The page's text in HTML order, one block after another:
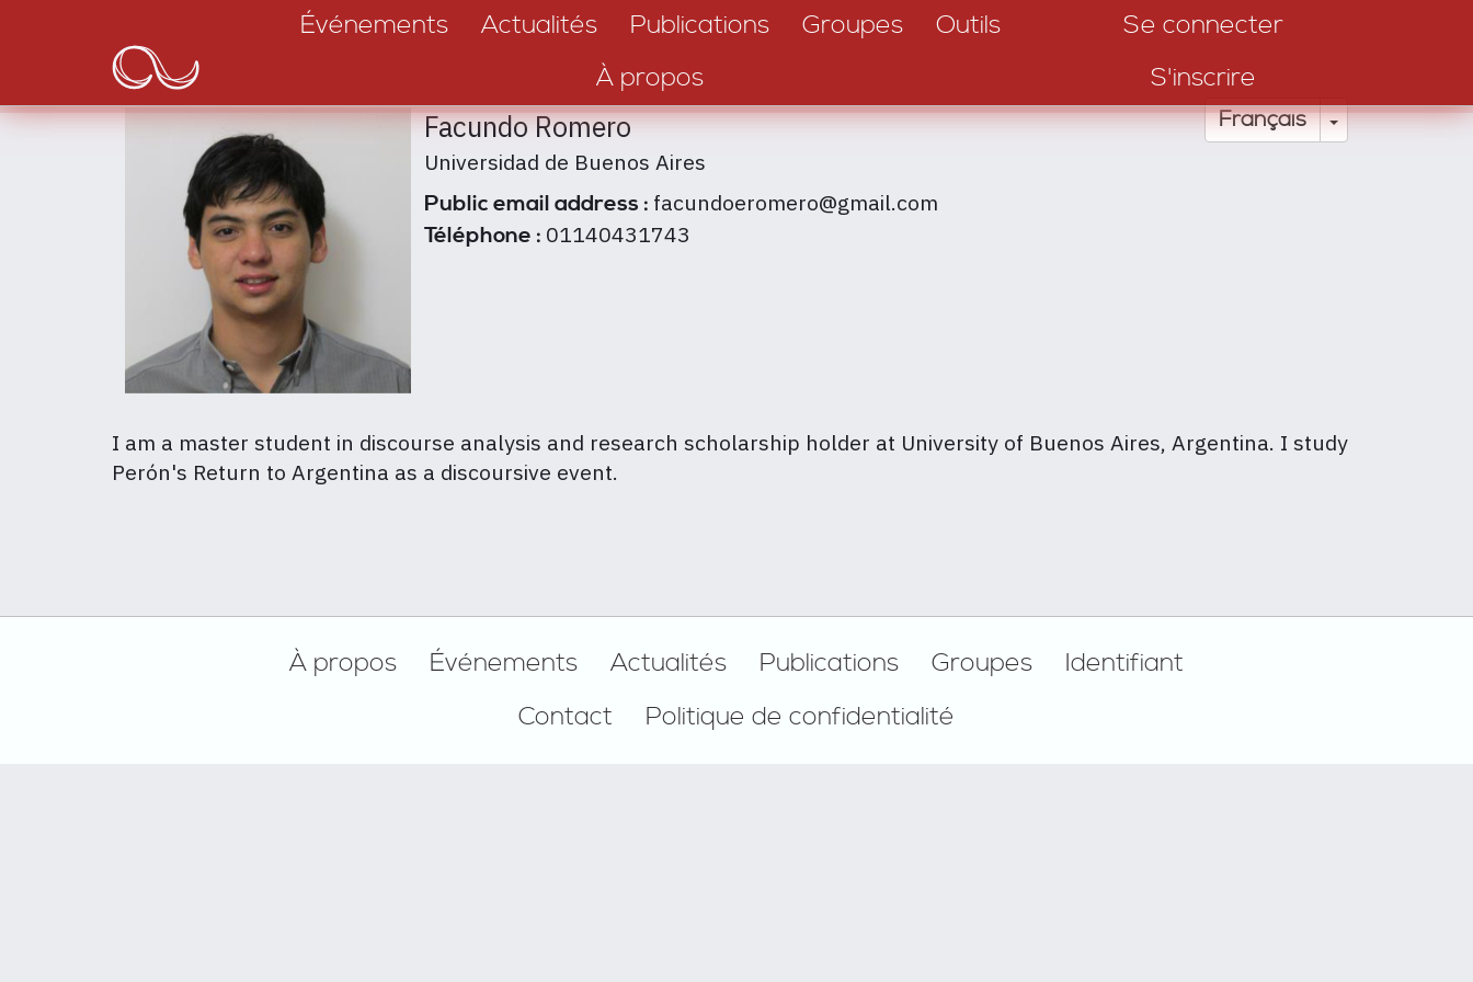
principal
navigation
Événements Actualités Publications Groupes
Outils
À propos
Se connecter
S'inscrire
Français Toggle
Facundo Romero
Universidad de Buenos Aires
Public email address : facundoeromero@gmail.com
Téléphone : 01140431743
I am a master student in discourse analysis and research scholarship holder at University of Buenos Aires, Argentina. I study
Perón's Return to Argentina as a discoursive event.
À propos Événements Actualités Publications Groupes
Identifiant
Contact
Politique de confidentialité